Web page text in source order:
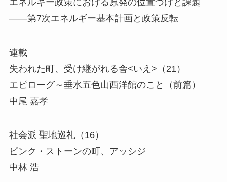
――第7次エネルギー基本計画と政策反転
連載
失われた町、受け継がれる舎<いえ>（21）
エピローグ～垂水五色山西洋館のこと（前篇）
中尾 嘉孝
社会派 聖地巡礼（16）
ピンク・ストーンの町、アッシジ
中林 浩